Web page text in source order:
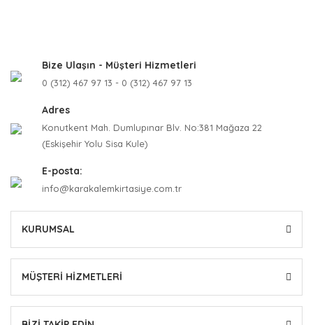
Bize Ulaşın - Müşteri Hizmetleri
0 (312) 467 97 13 - 0 (312) 467 97 13
Adres
Konutkent Mah. Dumlupınar Blv. No:381 Mağaza 22
(Eskişehir Yolu Sisa Kule)
E-posta:
info@karakalemkirtasiye.com.tr
KURUMSAL
MÜŞTERİ HİZMETLERİ